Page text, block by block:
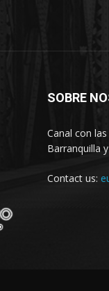
SOBRE
Canal con
Barranquilla
Contact us: